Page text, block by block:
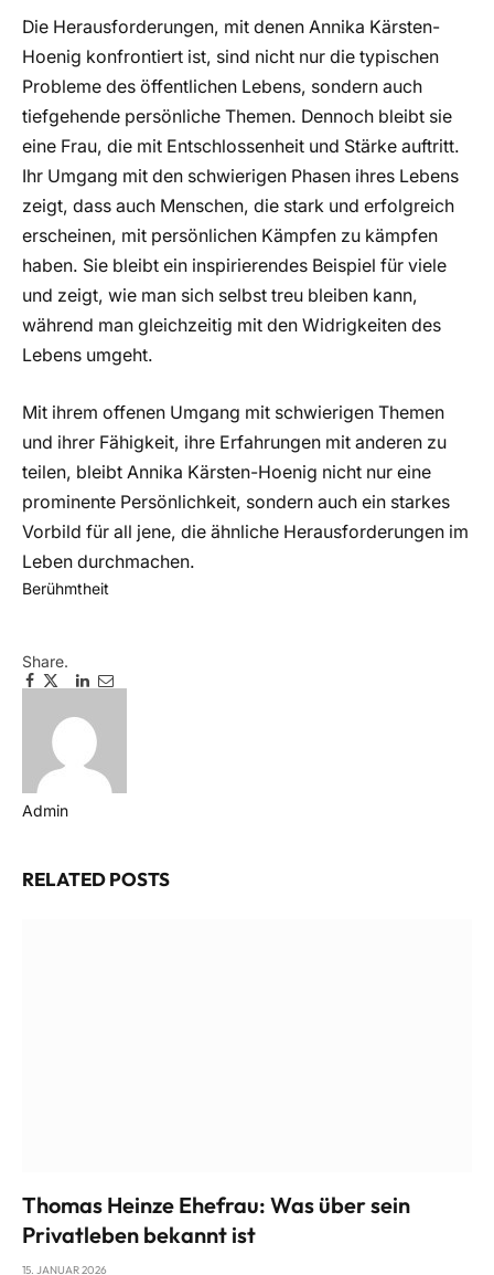
Die Herausforderungen, mit denen Annika Kärsten-
Hoenig konfrontiert ist, sind nicht nur die typischen
Probleme des öffentlichen Lebens, sondern auch
tiefgehende persönliche Themen. Dennoch bleibt sie
eine Frau, die mit Entschlossenheit und Stärke auftritt.
Ihr Umgang mit den schwierigen Phasen ihres Lebens
zeigt, dass auch Menschen, die stark und erfolgreich
erscheinen, mit persönlichen Kämpfen zu kämpfen
haben. Sie bleibt ein inspirierendes Beispiel für viele
und zeigt, wie man sich selbst treu bleiben kann,
während man gleichzeitig mit den Widrigkeiten des
Lebens umgeht.
Mit ihrem offenen Umgang mit schwierigen Themen
und ihrer Fähigkeit, ihre Erfahrungen mit anderen zu
teilen, bleibt Annika Kärsten-Hoenig nicht nur eine
prominente Persönlichkeit, sondern auch ein starkes
Vorbild für all jene, die ähnliche Herausforderungen im
Leben durchmachen.
Berühmtheit
Share.
Facebook
Twitter
Pinterest
LinkedIn
EmailTelegram
Admin
RELATEDPOSTS
Thomas Heinze Ehefrau: Was über sein
Privatleben bekannt ist
15. JANUAR 2026